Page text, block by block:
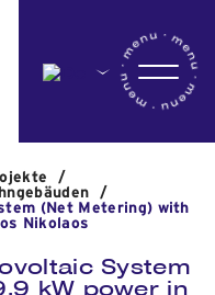
/
/
(Net Metering) with
Nikolaos
System
kW power in